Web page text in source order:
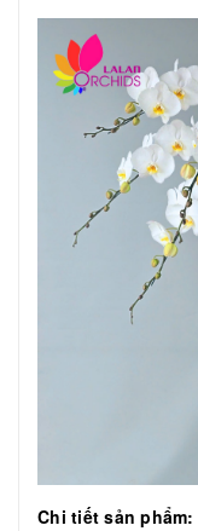
Chi tiết sản phẩm: